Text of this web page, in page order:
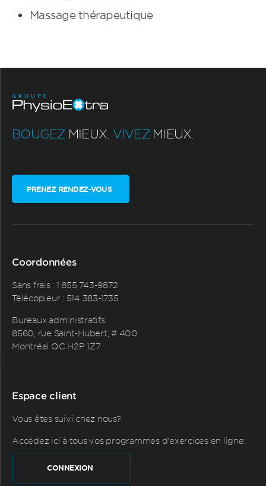
Massage thérapeutique
BOUGEZ MIEUX. VIVEZ MIEUX.
PRENEZ RENDEZ-VOUS
Coordonnées
Sans frais : 1 855 743-9872
Télécopieur : 514 383-1735
Bureaux administratifs
8560, rue Saint-Hubert, # 400
Montréal QC H2P 1Z7
Espace client
Vous êtes suivi chez nous?
Accédez ici à tous vos programmes d'exercices en ligne:
CONNEXION